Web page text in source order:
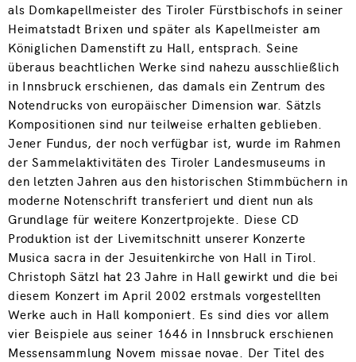
als Domkapellmeister des Tiroler Fürstbischofs in seiner
Heimatstadt Brixen und später als Kapellmeister am
Königlichen Damenstift zu Hall, entsprach. Seine
überaus beachtlichen Werke sind nahezu ausschließlich
in Innsbruck erschienen, das damals ein Zentrum des
Notendrucks von europäischer Dimension war. Sätzls
Kompositionen sind nur teilweise erhalten geblieben.
Jener Fundus, der noch verfügbar ist, wurde im Rahmen
der Sammelaktivitäten des Tiroler Landesmuseums in
den letzten Jahren aus den historischen Stimmbüchern in
moderne Notenschrift transferiert und dient nun als
Grundlage für weitere Konzertprojekte. Diese CD
Produktion ist der Livemitschnitt unserer Konzerte
Musica sacra in der Jesuitenkirche von Hall in Tirol.
Christoph Sätzl hat 23 Jahre in Hall gewirkt und die bei
diesem Konzert im April 2002 erstmals vorgestellten
Werke auch in Hall komponiert. Es sind dies vor allem
vier Beispiele aus seiner 1646 in Innsbruck erschienen
Messensammlung Novem missae novae. Der Titel des